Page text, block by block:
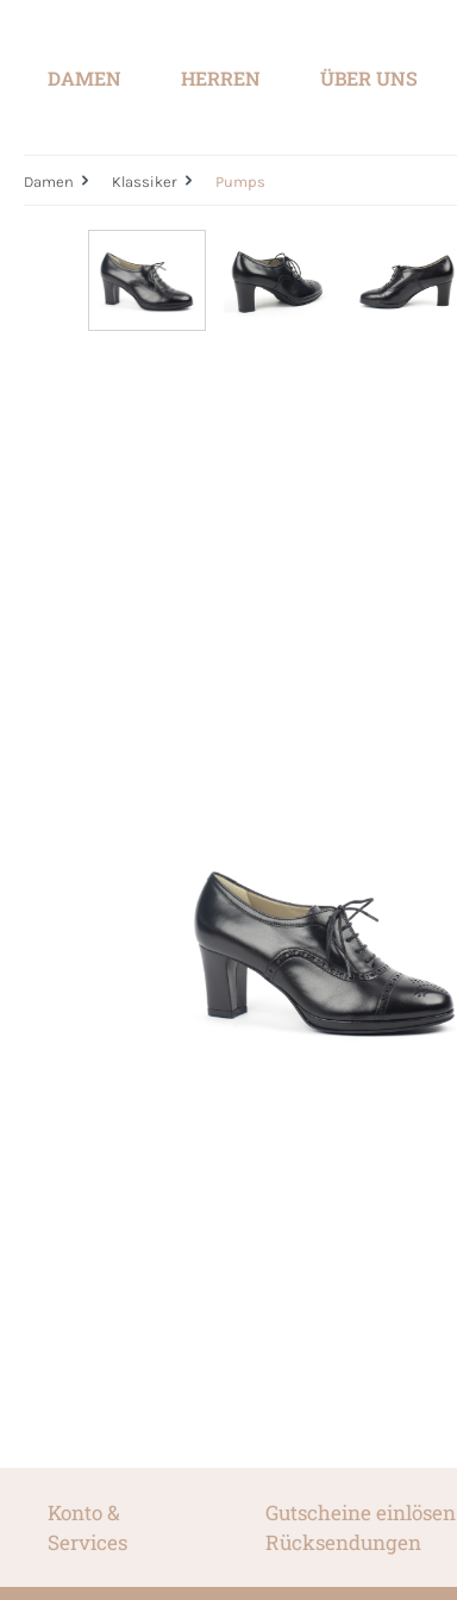
DAMEN HERREN ÜBER UNS
Damen Klassiker Pumps
Konto &
Services
Gutscheine einlösen
Rücksendungen